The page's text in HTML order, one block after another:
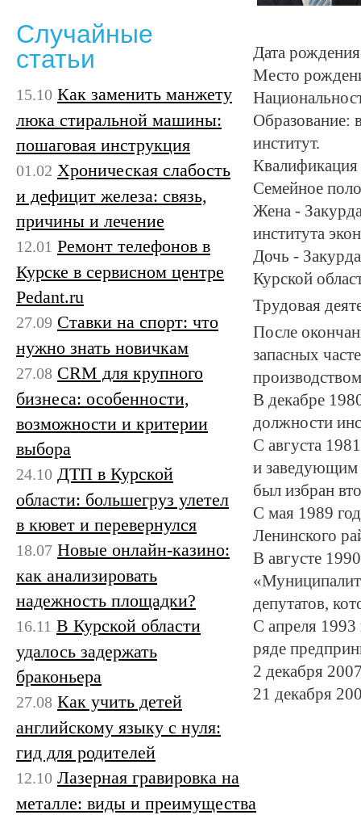
Дата
Место
Образование:
институт.
Семейное
Жена -
института
Дочь -
Курской
Трудовая
После
запасных
В декабре
должности
С августа
и заведующим
был избран
С мая 1989
Ленинского
В августе
депутатов,
С апреля 1993
ряде
2 декабря
21 декабря
Случайные
статьи
15.10 Как заменить манжету
люка стиральной машины:
пошаговая инструкция
01.02 Хроническая слабость
и дефицит железа: связь,
причины и лечение
12.01 Ремонт телефонов в
Курске в сервисном центре
Pedant.ru
27.09 Ставки на спорт: что
нужно знать новичкам
27.08 CRM для крупного
бизнеса: особенности,
возможности и критерии
выбора
24.10 ДТП в Курской
области: большегруз улетел
в кювет и перевернулся
18.07 Новые онлайн-казино:
как анализировать
надежность площадки?
16.11 В Курской области
удалось задержать
браконьера
27.08 Как учить детей
английскому языку с нуля:
гид для родителей
12.10 Лазерная гравировка на
металле: виды и преимущества